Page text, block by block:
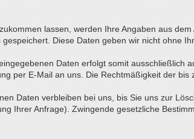
lassen, werden Ihre Angaben aus
Diese Daten geben wir nicht ohne
Daten erfolgt somit ausschließlich
per E-Mail an uns. Die Rechtmäßigkeit der
Daten verbleiben bei uns, bis Sie uns zur
Ihrer Anfrage). Zwingende gesetzliche